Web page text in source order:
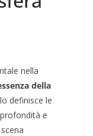
nella
della
definisce le
e